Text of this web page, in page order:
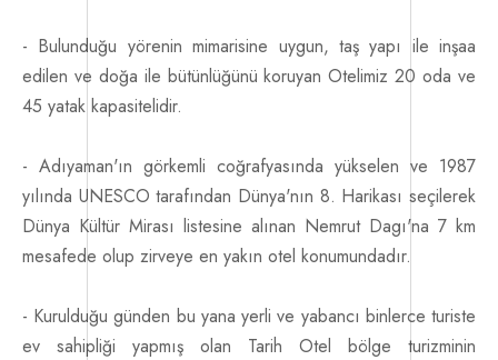
- Bulunduğu yörenin mimarisine uygun, taş yapı ile inşaa
edilen ve doğa ile bütünlüğünü koruyan Otelimiz 20 oda ve
45 yatak kapasitelidir.
- Adıyaman'ın görkemli coğrafyasında yükselen ve 1987
yılında UNESCO tarafından Dünya'nın 8. Harikası seçilerek
Dünya Kültür Mirası listesine alınan Nemrut Dagı'na 7 km
mesafede olup zirveye en yakın otel konumundadır.
- Kurulduğu günden bu yana yerli ve yabancı binlerce turiste
ev sahipliği yapmış olan Tarih Otel bölge turizminin